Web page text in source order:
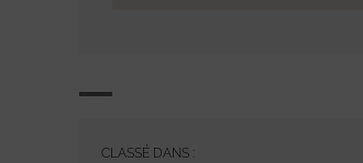
CLASSÉ DANS :